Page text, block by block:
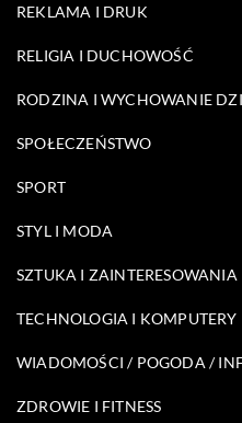
REKLAMA I DRUK
RELIGIA I DUCHOWOŚĆ
RODZINA I WYCHOWANIE
SPOŁECZEŃSTWO
SPORT
STYL I MODA
SZTUKA I ZAINTERESOWANIA
TECHNOLOGIA I KOMPUTERY
WIADOMOŚCI / POGODA /
ZDROWIE I FITNESS